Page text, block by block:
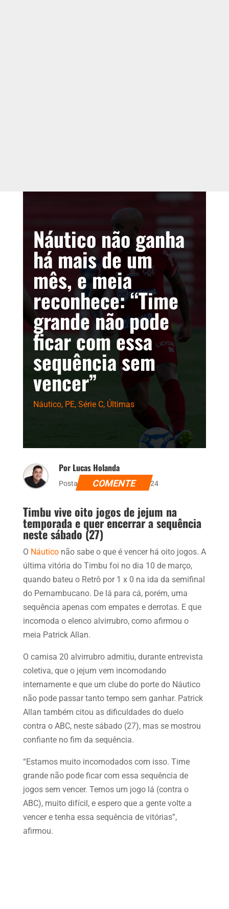
Náutico não ganha
há mais de um
mês, e meia
reconhece: “Time
grande não pode
ficar com essa
sequência sem
vencer”
Náutico, PE, Série C, Últimas
Por Lucas Holanda
Postado dia 26 de abril de 2024
COMENTE
Timbu vive oito jogos de jejum na
temporada e quer encerrar a sequência
neste sábado (27)
O Náuticonão sabe o que é vencer há oito jogos. A
última vitória do Timbu foi no dia 10 de março,
quando bateu o Retrô por 1 x 0 na ida da semifinal
do Pernambucano. De lá para cá, porém, uma
sequência apenas com empates e derrotas. E que
incomoda o elenco alvirrubro, como afirmou o
meia Patrick Allan.
O camisa 20 alvirrubro admitiu, durante entrevista
coletiva, que o jejum vem incomodando
internamente e que um clube do porte do Náutico
não pode passar tanto tempo sem ganhar. Patrick
Allan também citou as dificuldades do duelo
contra o ABC, neste sábado (27), mas se mostrou
confiante no fim da sequência.
“Estamos muito incomodados com isso. Time
grande não pode ficar com essa sequência de
jogos sem vencer. Temos um jogo lá (contra o
ABC), muito difícil, e espero que a gente volte a
vencer e tenha essa sequência de vitórias”,
afirmou.